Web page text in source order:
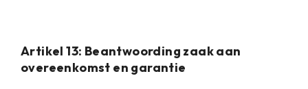
Artikel 13: Beantwoording zaak aan
overeenkomst en garantie